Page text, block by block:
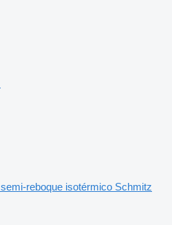
semi-reboque isotérmico Schmitz